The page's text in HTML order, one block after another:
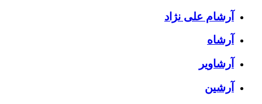
آرشام علی نژاد
آرشاه
آرشاویر
آرشین